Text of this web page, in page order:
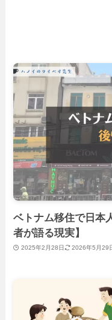
ベトナム移住で日本
者が語る現実】
2025年2月28日 2026年5月29